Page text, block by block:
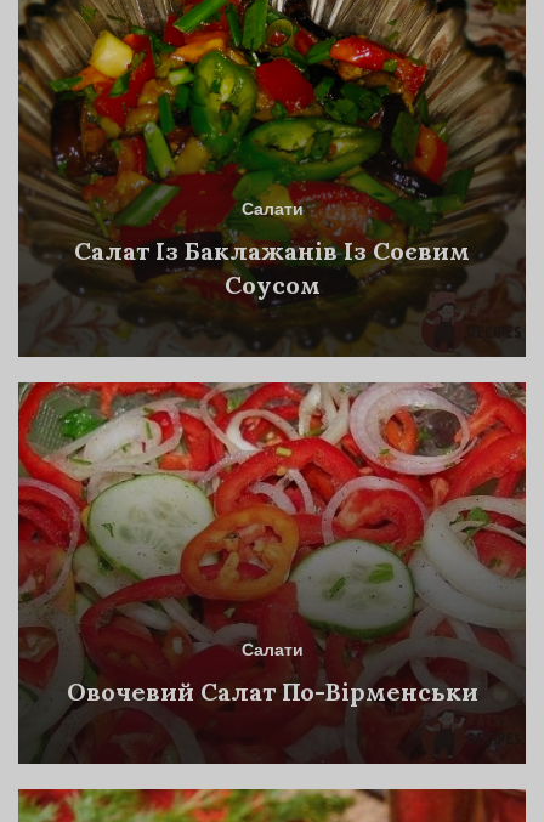
Салати
Салат Із Баклажанів Із Соєвим
Соусом
Салати
Овочевий Салат По-Вірменськи